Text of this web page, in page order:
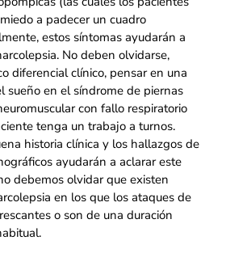
a padecer un cuadro
estos síntomas ayudarán a
No deben olvidarse,
diferencial clínico, pensar en una
sueño en el síndrome de piernas
con fallo respiratorio
tenga un trabajo a turnos.
historia clínica y los hallazgos de
ayudarán a aclarar este
debemos olvidar que existen
en los que los ataques de
o son de una duración